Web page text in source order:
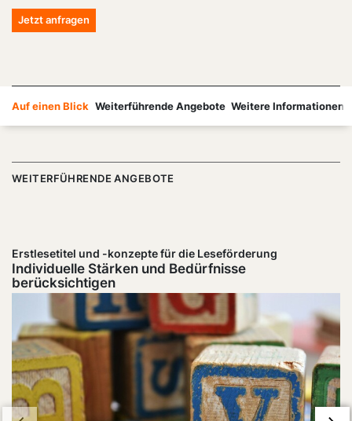
Jetzt anfragen
Auf einen Blick Weiterführende Angebote Weitere Informationen
WEITERFÜHRENDE ANGEBOTE
Erstlesetitel und -konzepte für die Leseförderung
Individuelle Stärken und Bedürfnisse
berücksichtigen